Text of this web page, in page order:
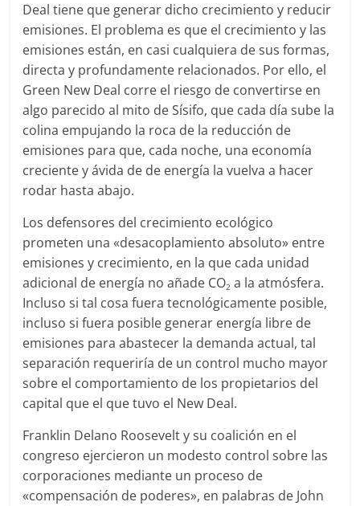
Deal tiene que generar dicho crecimiento y reducir
emisiones. El problema es que el crecimiento y las
emisiones están, en casi cualquiera de sus formas,
directa y profundamente relacionados. Por ello, el
Green New Deal corre el riesgo de convertirse en
algo parecido al mito de Sísifo, que cada día sube la
colina empujando la roca de la reducción de
emisiones para que, cada noche, una economía
creciente y ávida de de energía la vuelva a hacer
rodar hasta abajo.
Los defensores del crecimiento ecológico
prometen una «desacoplamiento absoluto» entre
emisiones y crecimiento, en la que cada unidad
adicional de energía no añade CO2 a la atmósfera.
Incluso si tal cosa fuera tecnológicamente posible,
incluso si fuera posible generar energía libre de
emisiones para abastecer la demanda actual, tal
separación requeriría de un control mucho mayor
sobre el comportamiento de los propietarios del
capital que el que tuvo el New Deal.
Franklin Delano Roosevelt y su coalición en el
congreso ejercieron un modesto control sobre las
corporaciones mediante un proceso de
«compensación de poderes», en palabras de John